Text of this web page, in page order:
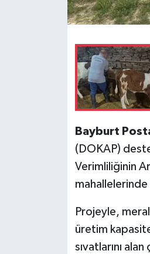
Bayburt
(DOKAP)
Verimliliğinin
mahallelerinde
Projeyle,
üretim
sıvatlarını